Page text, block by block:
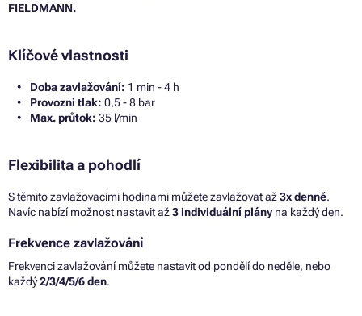
FIELDMANN.
Klíčové vlastnosti
Doba zavlažování: 1 min - 4 h
Provozní tlak: 0,5 - 8 bar
Max. průtok: 35 l/min
Flexibilita a pohodlí
S těmito zavlažovacími hodinami můžete zavlažovat až3x denně.
Navíc nabízí možnost nastavit až3 individuální plány na každý den.
Frekvence zavlažování
Frekvenci zavlažování můžete nastavit od pondělí do neděle, nebo
každý2/3/4/5/6 den.